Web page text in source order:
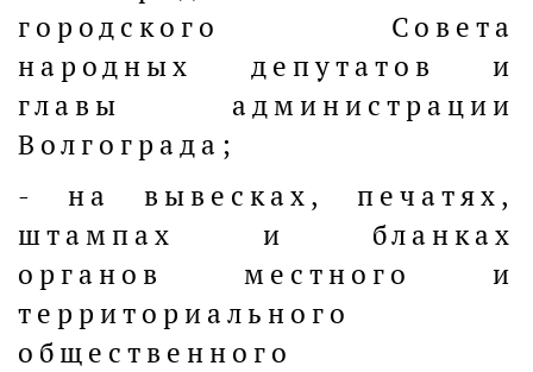
городского Совета
народных депутатов и
главы администрации
Волгограда;
- на вывесках, печатях,
штампах и бланках
органов местного и
территориального
общественного